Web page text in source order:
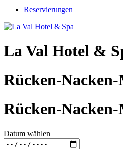
Reservierungen
La Val Hotel &
Rücken-Nacken-
Rücken-Nacken-
Datum wählen